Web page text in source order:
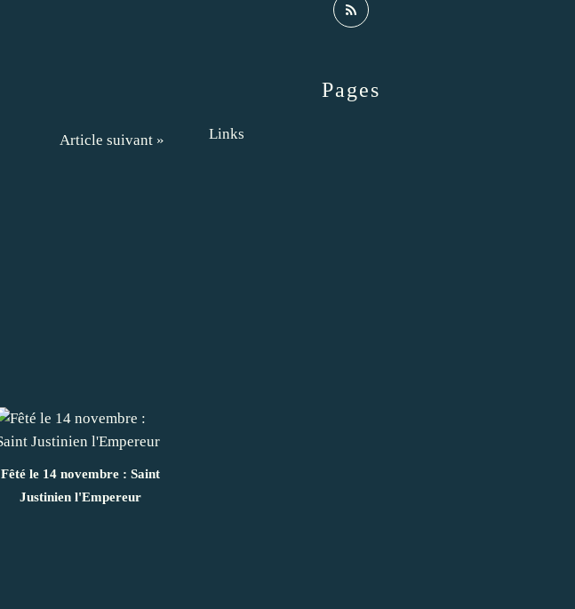
Article suivant »
Fêté le 14 novembre : Saint
Justinien l'Empereur
Pages
Links